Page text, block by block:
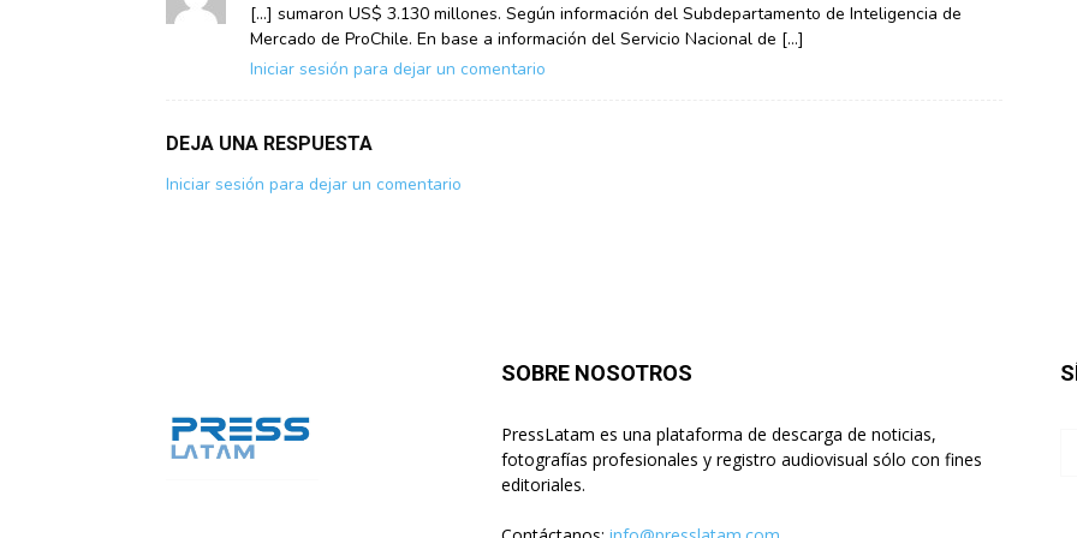
[…] sumaron US$ 3.130 millones. Según información del Subdepartamento de Inteligencia de
Mercado de ProChile. En base a información del Servicio Nacional de […]
Iniciar sesión para dejar un comentario
DEJA UNA RESPUESTA
Iniciar sesión para dejar un comentario
SOBRE NOSOTROS
PressLatam es una plataforma de descarga de noticias,
fotografías profesionales y registro audiovisual sólo con fines
editoriales.